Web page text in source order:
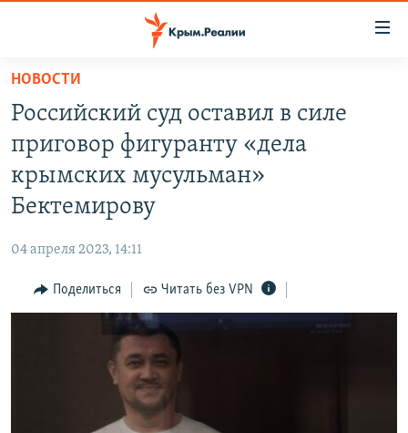
Вернуться
основному
содержанию
Вернутся
главной
Вернутся
поиску
ВОДА
ИСТОРИЯ
ИНТЕРАКТИВ
ИНФОГРАФИКА
ТЕЛЕПРОЕКТ КРЫМ.РЕАЛИИ
СОВЕТЫ ПРАВОЗАЩИТНИКОВ
ПРОПАВШИЕ БЕЗ ВЕСТИ
ПОБЕДИТЕЛЕЙ НЕ СУДЯТ?
РАДІО СВОБОДА
КАК ОБОЙТИ БЛОКИРОВКУ
ПРИСОЕДИНЯЙТЕСЬ!
НОВОСТИ
Российский суд оставил в силе
приговор фигуранту «дела
крымских мусульман»
Бектемирову
04 апреля 2023, 14:11
Поделиться Читать без VPN